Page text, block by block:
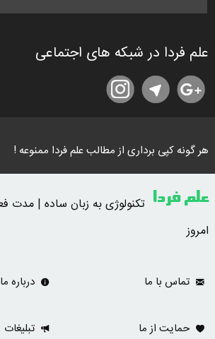
علم فردا در شبکه های اجتماعی
هر گونه کپی برداری از مطالب علم فردا ممنوعه !
علم فردا
امروز
تماس با ما درباره ما
حمایت از ما تبلیغات